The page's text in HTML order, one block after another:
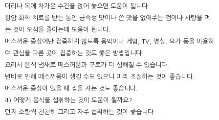
머리나 목에 차가운 수건을 얹어 놓으면 도움이 됩니다.
항암 화학 치료를 받는 동안 금속성 맛이나 쓴 맛을 없애주는 껌이나 사탕을 먹
는 것이 오심을 줄이는데 도움이 됩니다.
메스꺼운 증상에만 집중하지 않도록 음악이나 게임, TV, 명상, 요가 등을 이용하
여 관심을 다른 곳에 집중하는 것도 좋은 방법입니다.
요리시 음식 냄새로 메스꺼움과 구토가 더 심해질 수 있습니다.
변비로 인해 메스꺼움이 생길 수도 있으니 미리 조절하는 것이 좋습니다.
메스꺼운 증상이 있을 때 잠을 자는 것도 좋습니다.
4) 어떻게 음식을 섭취하는 것이 도움이 될까요?
먼저 소량씩 천천히 그리고 자주 섭취하는 것이 좋습니다.